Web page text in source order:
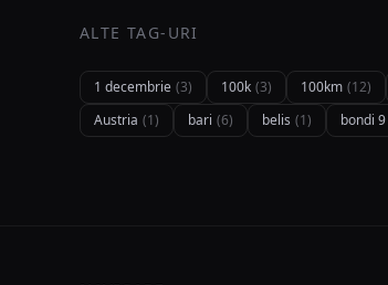
ALTE TAG-URI
1 decembrie (3) 100k (3) 100km (12)
Austria (1) bari (6) belis (1) bondi 9